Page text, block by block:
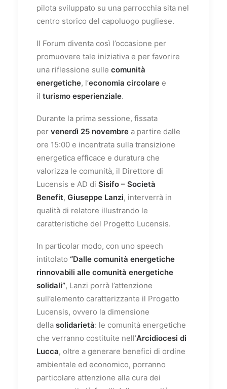
pilota sviluppato su una parrocchia sita nel
centro storico del capoluogo pugliese.
Il Forum diventa così l’occasione per
promuovere tale iniziativa e per favorire
una riflessione sulle comunità
energetiche, l’economia circolare e
il turismo esperienziale.
Durante la prima sessione, fissata
per venerdì 25 novembre a partire dalle
ore 15:00 e incentrata sulla transizione
energetica efficace e duratura che
valorizza le comunità, il Direttore di
Lucensis e AD di Sisifo – Società
Benefit, Giuseppe Lanzi, interverrà in
qualità di relatore illustrando le
caratteristiche del Progetto Lucensis.
In particolar modo, con uno speech
intitolato “Dalle comunità energetiche
rinnovabili alle comunità energetiche
solidali”, Lanzi porrà l’attenzione
sull’elemento caratterizzante il Progetto
Lucensis, ovvero la dimensione
della solidarietà: le comunità energetiche
che verranno costituite nell’Arcidiocesi di
Lucca, oltre a generare benefici di ordine
ambientale ed economico, porranno
particolare attenzione alla cura dei